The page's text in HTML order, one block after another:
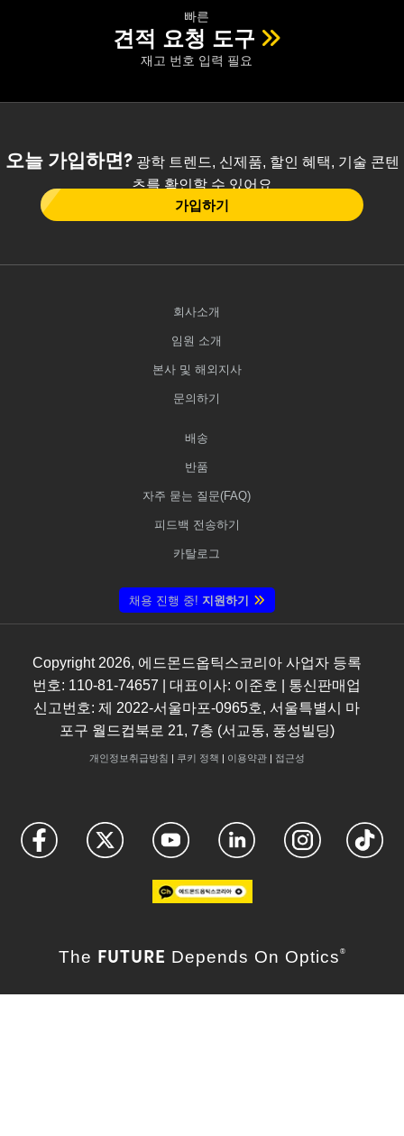
빠른
견적 요청 도구
재고 번호 입력 필요
오늘 가입하면?광학 트렌드, 신제품, 할인 혜택, 기술 콘텐
츠를 확인할 수 있어요
가입하기
회사소개
임원 소개
본사 및 해외지사
문의하기
배송
반품
자주 묻는 질문(FAQ)
피드백 전송하기
카탈로그
채용 진행 중! 지원하기
Copyright 2026, 에드몬드옵틱스코리아 사업자 등록
번호: 110-81-74657 | 대표이사: 이준호 | 통신판매업
신고번호: 제 2022-서울마포-0965호, 서울특별시 마
포구 월드컵북로 21, 7층 (서교동, 풍성빌딩)
개인정보취급방침 | 쿠키 정책 | 이용약관| 접근성
The FUTURE Depends On Optics ®